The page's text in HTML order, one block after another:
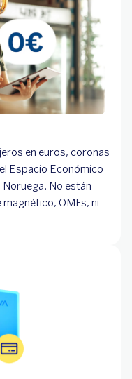
en euros, coronas
Espacio Económico
No están
OMFs, ni